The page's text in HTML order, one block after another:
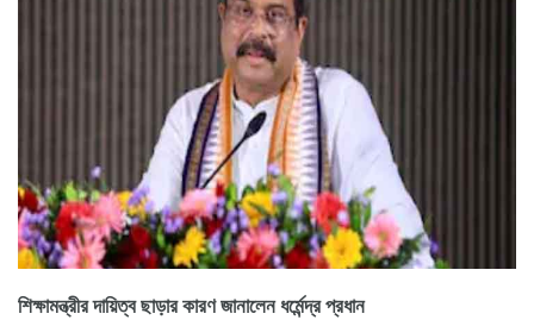
শিক্ষামন্ত্রীর দায়িত্ব ছাড়ার কারণ জানালেন ধর্মেন্দ্র প্রধান